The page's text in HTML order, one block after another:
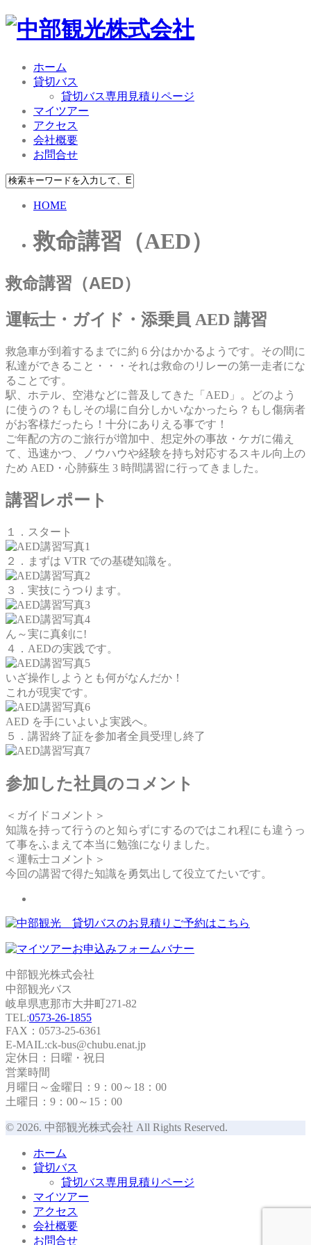
ホーム
貸切バス
貸切バス専用見積りページ
マイツアー
アクセス
会社概要
お問合せ
HOME
救命講習（AED）
救命講習（AED）
運転士・ガイド・添乗員 AED 講習
救急車が到着するまでに約 6 分はかかるようです。その間に
私達ができること・・・それは救命のリレーの第一走者にな
ることです。
駅、ホテル、空港などに普及してきた「AED」。どのよう
に使うの？もしその場に自分しかいなかったら？もし傷病者
がお客様だったら！十分にありえる事です！
ご年配の方のご旅行が増加中、想定外の事故・ケガに備え
て、迅速かつ、ノウハウや経験を持ち対応するスキル向上の
ため AED・心肺蘇生 3 時間講習に行ってきました。
講習レポート
１．スタート
２．まずは VTR での基礎知識を。
３．実技にうつります。
ん～実に真剣に!
４．AEDの実践です。
いざ操作しようとも何がなんだか！
これが現実です。
AED を手にいよいよ実践へ。
５．講習終了証を参加者全員受理し終了
参加した社員のコメント
＜ガイドコメント＞
知識を持って行うのと知らずにするのではこれ程にも違うっ
て事をふまえて本当に勉強になりました。
＜運転士コメント＞
今回の講習で得た知識を勇気出して役立てたいです。
中部観光株式会社
中部観光バス
岐阜県恵那市大井町271-82
TEL:0573-26-1855
FAX：0573-25-6361
E-MAIL:ck-bus@chubu.enat.jp
定休日：日曜・祝日
営業時間
月曜日～金曜日：9：00～18：00
土曜日：9：00～15：00
© 2026. 中部観光株式会社 All Rights Reserved.
ホーム
貸切バス
貸切バス専用見積りページ
マイツアー
アクセス
会社概要
お問合せ